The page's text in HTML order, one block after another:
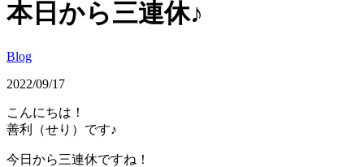
本日から三連休♪
Blog
2022/09/17
こんにちは！
善利（せり）です♪
今日から三連休ですね！